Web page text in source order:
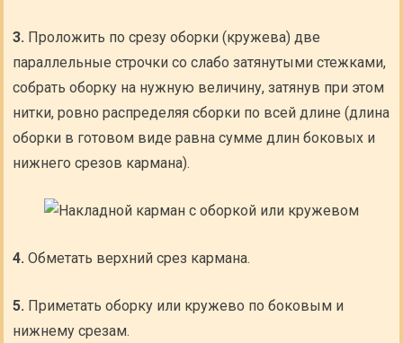
3. Проложить по срезу оборки (кружева) две
параллельные строчки со слабо затянутыми стежками,
собрать оборку на нужную величину, затянув при этом
нитки, ровно распределяя сборки по всей длине (длина
оборки в готовом виде равна сумме длин боковых и
нижнего срезов кармана).
4. Обметать верхний срез кармана.
5. Приметать оборку или кружево по боковым и
нижнему срезам.